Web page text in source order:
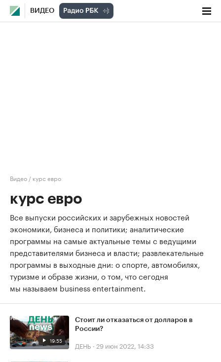
ВИДЕО
Видео / курс евро
курс евро
Все выпуски российских и зарубежных новостей
экономики, бизнеса и политики; аналитические
программы на самые актуальные темы с ведущими
представителями бизнеса и власти; развлекательные
программы в выходные дни: о спорте, автомобилях,
туризме и образе жизни, о том, что сегодня
мы называем business entertainment.
19:55
Стоит ли отказаться от долларов в
России?
ДЕНЬ · 29 июн 2022, 14:33